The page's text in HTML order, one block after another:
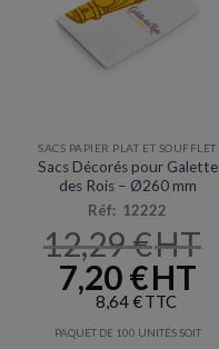
SACS PAPIER PLAT ET SOUFFLET
Sacs Décorés pour Galette
des Rois – Ø260 mm
Réf: 12222
12,29€
LE
PRIX
INITIAL
ÉTAIT :
7,20€
LE
8,64€
PAQUET DE 100 UNITÉS SOIT